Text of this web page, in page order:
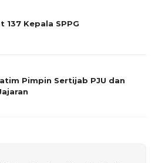
137 Kepala SPPG
Pimpin Sertijab PJU dan